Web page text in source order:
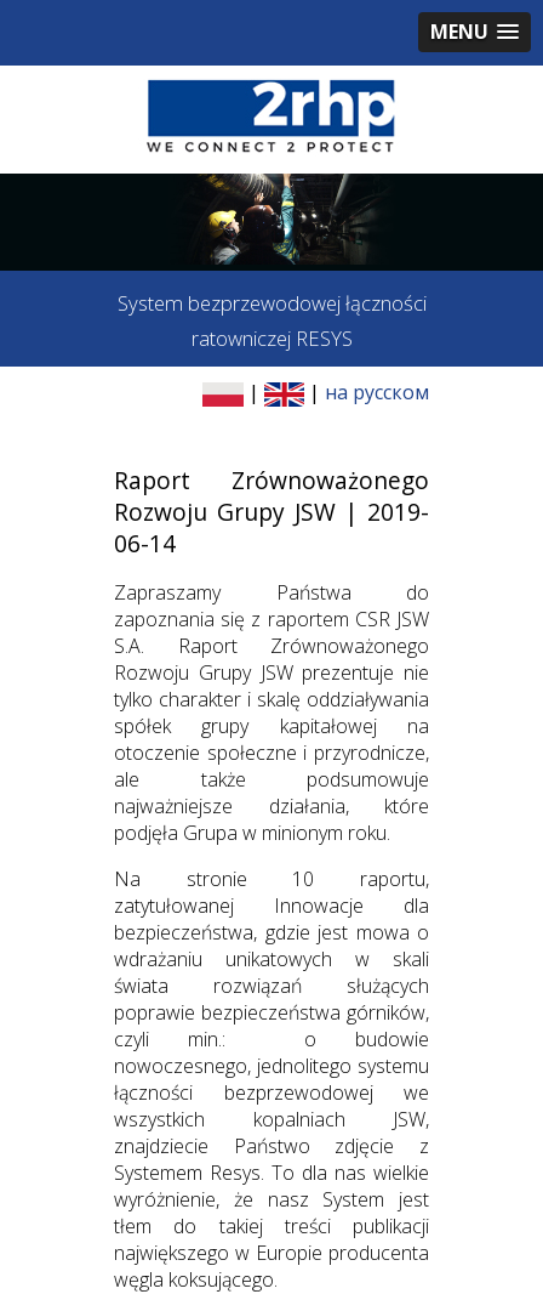
MENU
System bezprzewodowej łączności
ratowniczej RESYS
| | на русском
Raport Zrównoważonego
Rozwoju Grupy JSW | 2019-
06-14
Zapraszamy Państwa do
zapoznania się z raportem CSR JSW
S.A. Raport Zrównoważonego
Rozwoju Grupy JSW prezentuje nie
tylko charakter i skalę oddziaływania
spółek grupy kapitałowej na
otoczenie społeczne i przyrodnicze,
ale także podsumowuje
najważniejsze działania, które
podjęła Grupa w minionym roku.
Na stronie 10 raportu,
zatytułowanej Innowacje dla
bezpieczeństwa, gdzie jest mowa o
wdrażaniu unikatowych w skali
świata rozwiązań służących
poprawie bezpieczeństwa górników,
czyli min.: o budowie
nowoczesnego, jednolitego systemu
łączności bezprzewodowej we
wszystkich kopalniach JSW,
znajdziecie Państwo zdjęcie z
Systemem Resys. To dla nas wielkie
wyróżnienie, że nasz System jest
tłem do takiej treści publikacji
największego w Europie producenta
węgla koksującego.